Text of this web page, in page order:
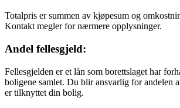
Totalpris er summen av kjøpesum og
Kontakt megler for nærmere opplysninger.
Andel fellesgjeld:
Fellesgjelden er et lån som borettslaget har
boligene samlet. Du blir ansvarlig for andelen
er tilknyttet din bolig.